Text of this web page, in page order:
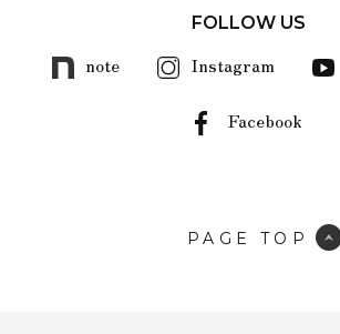
FOLLOW US
note Instagram
Facebook
PAGE TOP